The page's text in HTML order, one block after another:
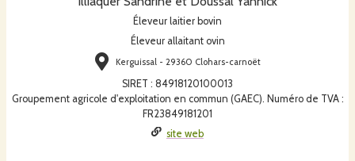
Éleveur laitier bovin
Éleveur allaitant ovin
Kerguissal - 29360 Clohars-carnoët
SIRET : 84918120100013
Groupement agricole d'exploitation en commun (GAEC). Numéro de TVA :
FR23849181201
site web